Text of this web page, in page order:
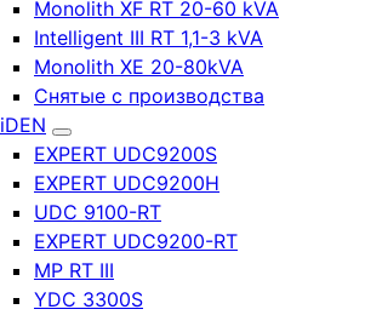
Monolith XF RT 20-60 kVA
Intelligent III RT 1,1-3 kVA
Monolith XE 20-80kVA
Снятые с производства
EXPERT UDC9200S
EXPERT UDC9200H
UDC 9100-RT
EXPERT UDC9200-RT
MP RT III
YDC 3300S